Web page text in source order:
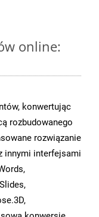
online:
konwertując
rozbudowanego
rozwiązanie
innymi interfejsami